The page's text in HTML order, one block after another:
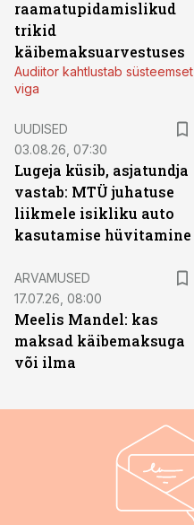
raamatupidamislikud
trikid
käibemaksuarvestuses
Audiitor kahtlustab süsteemset
viga
UUDISED
03.08.26, 07:30
Lugeja küsib, asjatundja
vastab: MTÜ juhatuse
liikmele isikliku auto
kasutamise hüvitamine
ARVAMUSED
17.07.26, 08:00
Meelis Mandel: kas
maksad käibemaksuga
või ilma